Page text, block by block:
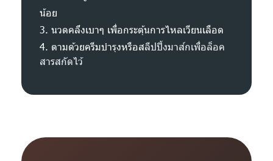
น้อย
3. นวดคลึงเบาๆ เพื่อกระตุ้นการไหลเวียนเลือด
4. ตามด้วยครีมบำรุงหรือสลีปปิ้งมาส์กเพื่อล็อค
สารสกัดไว้